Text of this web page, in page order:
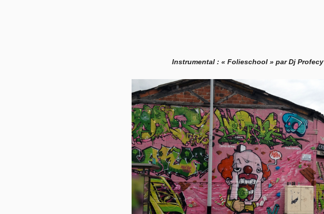
Instrumental : « Folieschool » par Dj Profecy